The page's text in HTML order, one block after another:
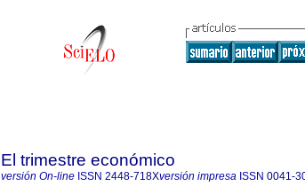
El trimestre económico
versión On-line ISSN 2448-718Xversión impresa ISSN 0041-